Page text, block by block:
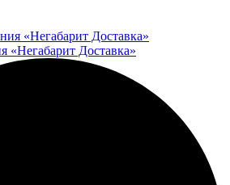
«Негабарит Доставка»